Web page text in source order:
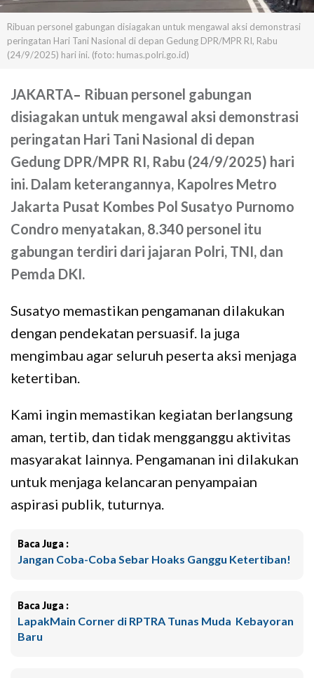
Ribuan personel gabungan disiagakan untuk mengawal aksi demonstrasi
peringatan Hari Tani Nasional di depan Gedung DPR/MPR RI, Rabu
(24/9/2025) hari ini. (foto: humas.polri.go.id)
JAKARTA– Ribuan personel gabungan
disiagakan untuk mengawal aksi demonstrasi
peringatan Hari Tani Nasional di depan
Gedung DPR/MPR RI, Rabu (24/9/2025) hari
ini. Dalam keterangannya, Kapolres Metro
Jakarta Pusat Kombes Pol Susatyo Purnomo
Condro menyatakan, 8.340 personel itu
gabungan terdiri dari jajaran Polri, TNI, dan
Pemda DKI.
Susatyo memastikan pengamanan dilakukan
dengan pendekatan persuasif. Ia juga
mengimbau agar seluruh peserta aksi menjaga
ketertiban.
Kami ingin memastikan kegiatan berlangsung
aman, tertib, dan tidak mengganggu aktivitas
masyarakat lainnya. Pengamanan ini dilakukan
untuk menjaga kelancaran penyampaian
aspirasi publik, tuturnya.
Baca Juga :
Jangan Coba-Coba Sebar Hoaks Ganggu Ketertiban!
Baca Juga :
LapakMain Corner di RPTRA Tunas Muda Kebayoran
Baru